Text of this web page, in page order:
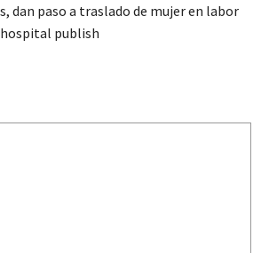
dan paso a traslado de mujer en labor
publish